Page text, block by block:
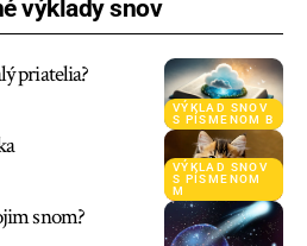
výklady snov
VÝKLAD SNOV
S PÍSMENOM B
priatelia?
VÝKLAD SNOV
S PÍSMENOM
M
snom?